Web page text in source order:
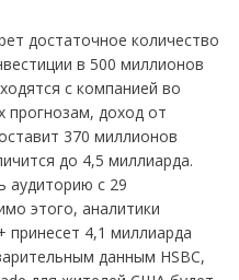
достаточное количество
в 500 миллионов
с компанией во
прогнозам, доход от
370 миллионов
до 4,5 миллиарда.
аудиторию с 29
этого, аналитики
принесет 4,1 миллиарда
данным HSBC,